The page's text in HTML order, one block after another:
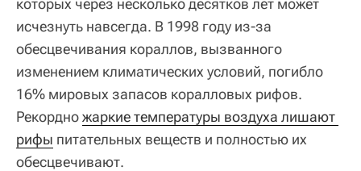
которых через несколько десятков лет может
исчезнуть навсегда. В 1998 году из-за
обесцвечивания кораллов, вызванного
изменением климатических условий, погибло
16% мировых запасов коралловых рифов.
Рекордножаркие температуры воздуха лишают
рифы питательных веществ и полностью их
обесцвечивают.